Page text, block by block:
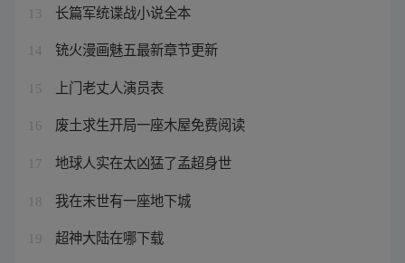
13 长篇军统谍战小说全本
14 铳火漫画魅五最新章节更新
15 上门老丈人演员表
16 废土求生开局一座木屋免费阅读
17 地球人实在太凶猛了孟超身世
18 我在末世有一座地下城
19 超神大陆在哪下载